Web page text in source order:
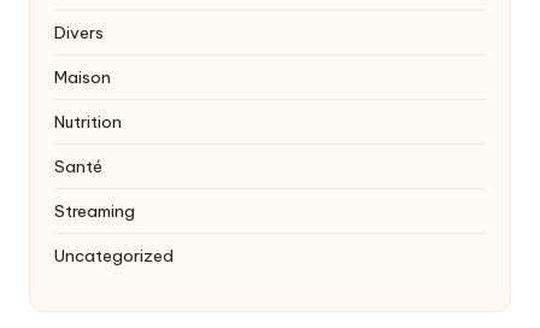
Divers
Maison
Nutrition
Santé
Streaming
Uncategorized